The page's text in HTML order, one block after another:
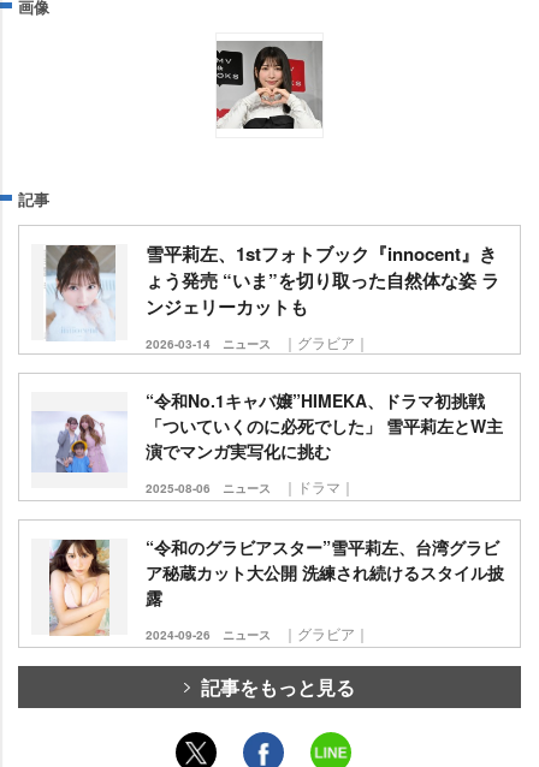
画像
記事
雪平莉左、1stフォトブック『innocent』き
ょう発売 “いま”を切り取った自然体な姿 ラ
ンジェリーカットも
2026-03-14 ニュース ｜グラビア｜
“令和No.1キャバ嬢”HIMEKA、ドラマ初挑戦
「ついていくのに必死でした」 雪平莉左とW主
演でマンガ実写化に挑む
2025-08-06 ニュース ｜ドラマ｜
“令和のグラビアスター”雪平莉左、台湾グラビ
ア秘蔵カット大公開 洗練され続けるスタイル披
露
2024-09-26 ニュース ｜グラビア｜
記事をもっと見る